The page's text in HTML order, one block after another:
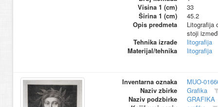
Visina 1 (cm)
33
Širina 1 (cm)
45.2
Opis predmeta
Litografija
stoji
Tehnika izrade
litografija
Materijal/tehnika
litografija
Inventarna oznaka
MUO-
Naziv zbirke
Grafika
Naziv podzbirke
GRAFIKA